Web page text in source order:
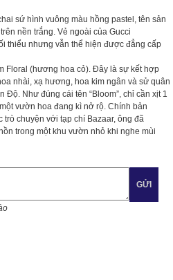
sứ hình vuông màu hồng pastel, tên sản
nền trắng. Vẻ ngoài của Gucci
thiểu nhưng vẫn thể hiện được đẳng cấp
Floral (hương hoa cỏ). Đây là sự kết hợp
nhài, xạ hương, hoa kim ngân và sử quân
Độ. Như đúng cái tên “Bloom”, chỉ cần xịt 1
vườn hoa đang kì nở rộ. Chính bản
trò chuyện với tạp chí Bazaar, ông đã
trong một khu vườn nhỏ khi nghe mùi
GỬI